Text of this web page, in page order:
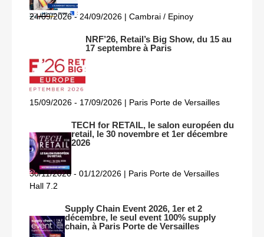
24/09/2026 - 24/09/2026 | Cambrai / Epinoy
NRF’26, Retail’s Big Show, du 15 au
17 septembre à Paris
15/09/2026 - 17/09/2026 | Paris Porte de Versailles
TECH for RETAIL, le salon européen du
retail, le 30 novembre et 1er décembre
2026
30/11/2026 - 01/12/2026 | Paris Porte de Versailles
Hall 7.2
Supply Chain Event 2026, 1er et 2
décembre, le seul event 100% supply
chain, à Paris Porte de Versailles